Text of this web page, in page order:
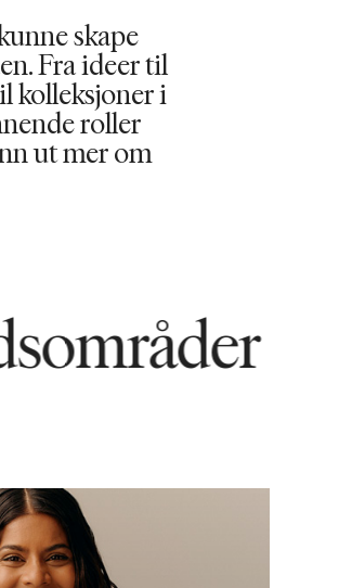
skape
Fra ideer til
kolleksjoner i
roller
ut mer om